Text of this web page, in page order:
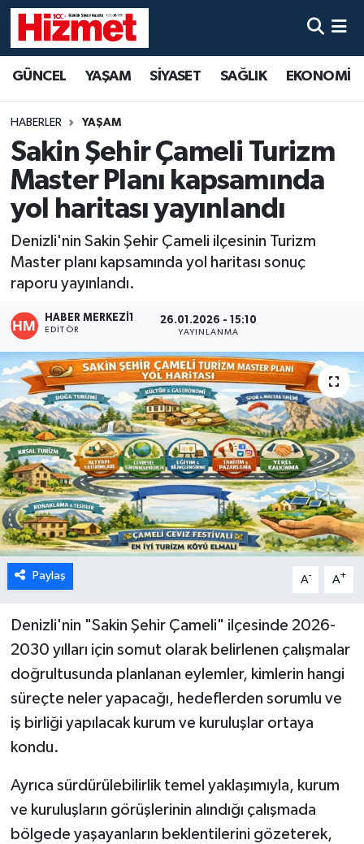
GÜNCEL YAŞAM SİYASET SAĞLIK EKONOMİ
HABERLER YAŞAM
Sakin Şehir Çameli Turizm
Master Planı kapsamında
yol haritası yayınlandı
Denizli'nin Sakin Şehir Çameli ilçesinin Turizm
Master planı kapsamında yol haritası sonuç
raporu yayınlandı.
HABER MERKEZI1
EDITÖR
26.01.2026 - 15:10
YAYINLANMA
Paylaş A- A+
Denizli'nin "Sakin Şehir Çameli" ilçesinde 2026-
2030 yılları için somut olarak belirlenen çalışmalar
doğrultusunda planlanan eylemler, kimlerin hangi
süreçte neler yapacağı, hedeflerden sorumlu ve
iş birliği yapılacak kurum ve kuruluşlar ortaya
kondu.
Ayrıca sürdürülebilirlik temel yaklaşımıyla, kurum
ve kuruluşların görüşlerinin alındığı çalışmada
bölgede yaşayanların beklentilerini gözeterek,
YAŞAM
SİYASET
SAĞLIK
KÜLTÜR SANAT
SPOR
MAGAZİN
ÖZEL HABER
DTO
RESMİ REKLAM
Denizli Hava Durumu
Denizli Trafik Yoğunluk Haritası
Süper Lig Puan Durumu ve Fikstür
Son Dakika Haberleri
Haber Arşivi